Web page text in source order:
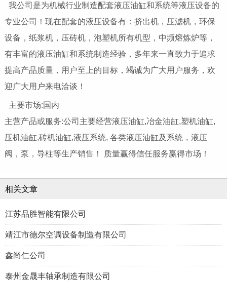
我公司是为机械行业制造配套液压油缸和系统等液压设备的
专业公司！现在配套的液压设备有：挤出机，压滤机，环保
设备，纸浆机，压砖机，泡塑机所有机型，中频熔炼炉等，
有丰富的液压油缸和系统制造经验，多年来一直致力于追求
提高产品质量，用户至上的目标，竭诚为广大用户服务，欢
迎广大用户来电洽谈！
主要市场:国内
主营产品或服务:公司主要经营液压油缸,冶金油缸,塑机油缸,
压机油缸,砖机油缸,液压系统, 各类液压油缸及系统，液压
阀，泵，导柱等生产销售！ 质量赢得信任服务赢得市场！
相关文章
江苏品胜智能有限公司
靖江市德尔空调设备制造有限公司
鑫尚仁公司
泰州金晟丰轴承制造有限公司